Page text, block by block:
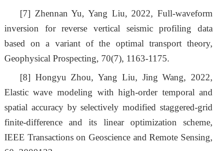
[7] Zhennan Yu, Yang Liu, 2022, Full-waveform
inversion for reverse vertical seismic profiling data
based on a variant of the optimal transport theory,
Geophysical Prospecting, 70(7), 1163-1175.
[8] Hongyu Zhou, Yang Liu, Jing Wang, 2022,
Elastic wave modeling with high-order temporal and
spatial accuracy by selectively modified staggered-grid
finite-difference and its linear optimization scheme,
IEEE Transactions on Geoscience and Remote Sensing,